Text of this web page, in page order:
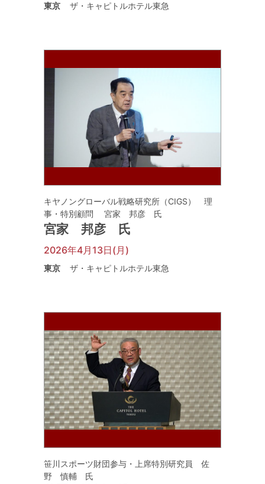
東京 ザ・キャピトルホテル東急
キヤノングローバル戦略研究所（CIGS） 理
事・特別顧問 宮家 邦彦 氏
宮家 邦彦 氏
2026年4月13日(月)
東京 ザ・キャピトルホテル東急
笹川スポーツ財団参与・上席特別研究員 佐
野 慎輔 氏